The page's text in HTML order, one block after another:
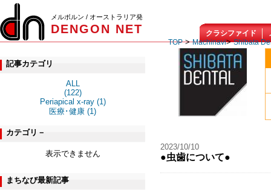
メルボルン / オーストラリア発
DENGON NET クラシファイド
記事カテゴリ
ALL
(122)
Periapical x-ray (1)
医療･健康 (1)
カテゴリ－
表示できません
まちなび最新記事
TOP> Machinavi> Shibata
2023/10/10
●虫歯について●